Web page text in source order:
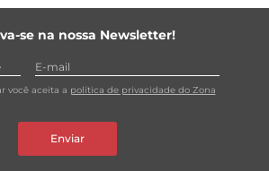
se na nossa Newsletter!
você aceita a política de privacidade do Zona
Enviar